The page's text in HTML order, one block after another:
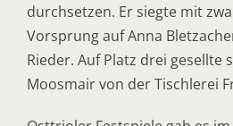
durchsetzen. Er siegte mit
Vorsprung auf Anna
Rieder. Auf Platz drei gesellte
Moosmair von der Tischlerei